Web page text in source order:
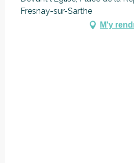
Fresnay-sur-Sarthe
M'y